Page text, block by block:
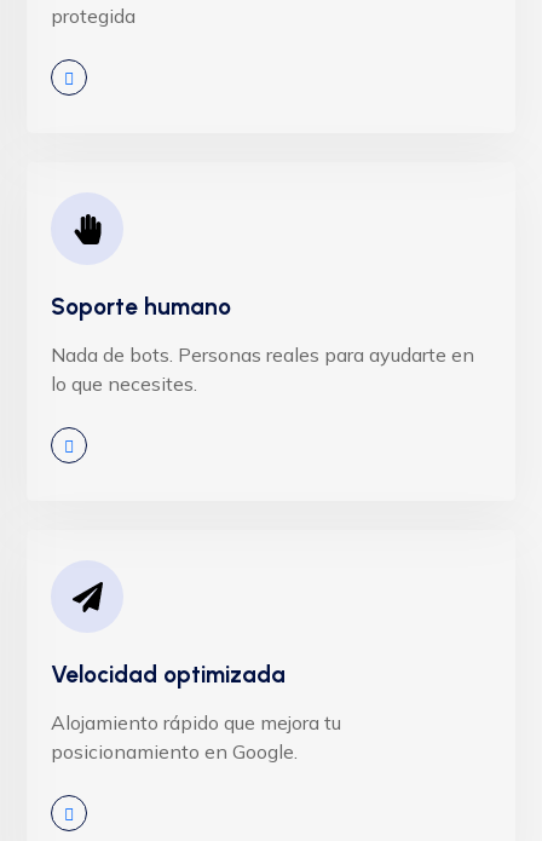
protegida
Soporte humano
Nada de bots. Personas reales para ayudarte en
lo que necesites.
Velocidad optimizada
Alojamiento rápido que mejora tu
posicionamiento en Google.